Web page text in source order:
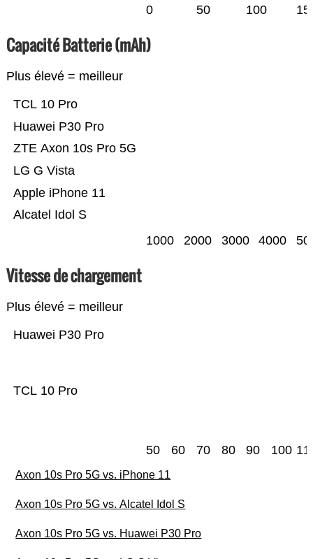
0 50 100
Capacité Batterie (mAh)
Plus élevé = meilleur
Alcatel Idol S
Apple iPhone 11
LG G Vista
ZTE Axon 10s Pro 5G
Huawei P30 Pro
TCL 10 Pro
1000 2000 3000 4000
Vitesse de chargement
Plus élevé = meilleur
TCL 10 Pro
Huawei P30 Pro
50 60 70 80 90 100
Axon 10s Pro 5G vs. iPhone 11
Axon 10s Pro 5G vs. Alcatel Idol S
Axon 10s Pro 5G vs. Huawei P30 Pro